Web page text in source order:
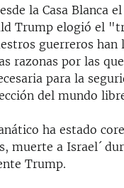
la Casa Blanca
Trump elogió el
guerreros han
razonas por las
para la
del mundo
ha estado
muerte a Israel´
Trump.